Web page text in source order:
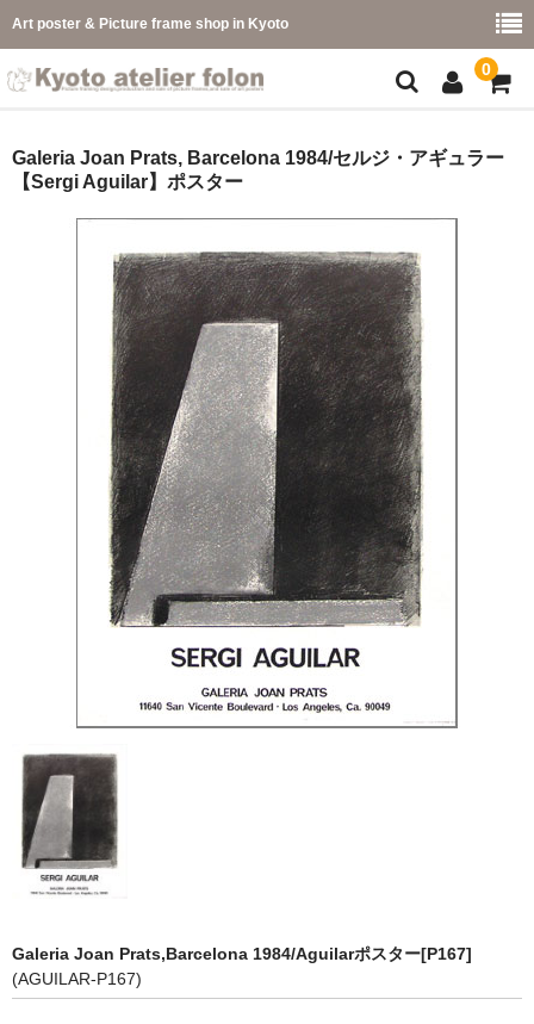
Art poster & Picture frame shop in Kyoto
0
フレーム一覧
イメージ別
フレーム幅別
価格コード別
こどもさくひんフレーム
幅広マット付額縁フレーム-展覧会などに-
マット付額縁フレーム-おしゃれな空間に-
オプション品
吊り金具＆ヒモセット
簡単スタンド
額装テープ
額縁用黄袋
LP・CDフレーム
Galeria Joan Prats, Barcelona 1984/セルジ・アギュラー
【Sergi Aguilar】ポスター
Galeria Joan Prats,Barcelona 1984/Aguilarポスター[P167]
(AGUILAR-P167)